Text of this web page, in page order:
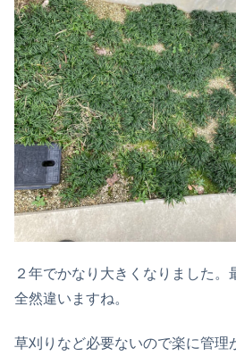
２年でかなり大きくなりました。
全然違いますね。
草刈りなど必要ないので楽に管理